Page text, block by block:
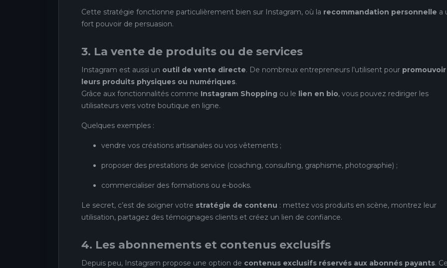
Cette stratégie fonctionne particulièrement bien sur Instagram, où la recommandation personnelle a
fort pouvoir de persuasion.
3. La vente de produits ou de services
Instagram est aussi un outil de vente directe. De nombreux entrepreneurs l’utilisent pour promouvoir
leurs produits physiques ou numériques.
Grâce aux fonctionnalités comme Instagram Shopping ou le lien en bio, vous pouvez rediriger les
utilisateurs vers votre boutique en ligne.
Quelques exemples :
vendre vos créations artisanales ou vos vêtements ;
proposer des prestations de service (coaching, consulting, graphisme, photographie) ;
commercialiser des formations ou e-books.
Le secret, c’est de soigner votre stratégie de contenu : mettez vos produits en scène, montrez leur
utilisation, partagez des témoignages clients et créez un lien de confiance.
4. Les abonnements et contenus exclusifs
Depuis peu, Instagram propose une option de contenus exclusifs réservés aux abonnés payants.